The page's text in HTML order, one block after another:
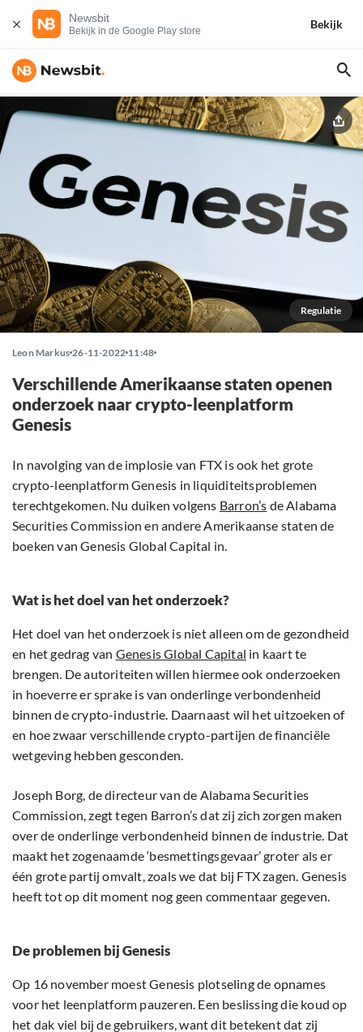
Newsbit
Bekijk in de Google Play store
Bekijk
Regulatie
Leon Markus 26-11-2022 11:48
Verschillende Amerikaanse staten openen
onderzoek naar crypto-leenplatform
Genesis
In navolging van de implosie van FTX is ook het grote
crypto-leenplatform Genesis in liquiditeitsproblemen
terechtgekomen. Nu duiken volgens Barron’s de Alabama
Securities Commission en andere Amerikaanse staten de
boeken van Genesis Global Capital in.
Wat is het doel van het onderzoek?
Het doel van het onderzoek is niet alleen om de gezondheid
en het gedrag van Genesis Global Capital in kaart te
brengen. De autoriteiten willen hiermee ook onderzoeken
in hoeverre er sprake is van onderlinge verbondenheid
binnen de crypto-industrie. Daarnaast wil het uitzoeken of
en hoe zwaar verschillende crypto-partijen de financiële
wetgeving hebben gesconden.
Joseph Borg, de directeur van de Alabama Securities
Commission, zegt tegen Barron’s dat zij zich zorgen maken
over de onderlinge verbondenheid binnen de industrie. Dat
maakt het zogenaamde ‘besmettingsgevaar’ groter als er
één grote partij omvalt, zoals we dat bij FTX zagen. Genesis
heeft tot op dit moment nog geen commentaar gegeven.
De problemen bij Genesis
Op 16 november moest Genesis plotseling de opnames
voor het leenplatform pauzeren. Een beslissing die koud op
het dak viel bij de gebruikers, want dit betekent dat zij